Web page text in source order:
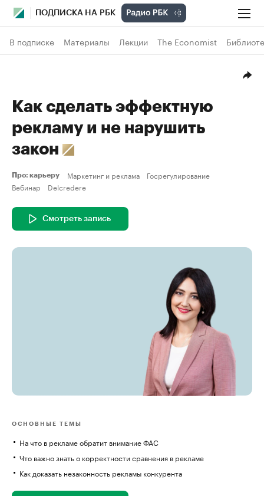
ПОДПИСКА НА РБК
В подписке Материалы Лекции The Economist
Как сделать эффектную
рекламу и не нарушить
закон
Про: карьеру Маркетинг и реклама
Госрегулирование
Вебинар
Delcredere
Смотреть запись
ОСНОВНЫЕ ТЕМЫ
На что в рекламе обратит внимание ФАС
Что важно знать о корректности сравнения в рекламе
Как доказать незаконность рекламы конкурента